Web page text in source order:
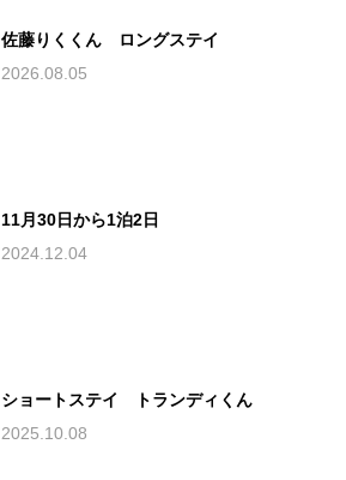
佐藤りくくん ロングステイ
2026.08.05
11月30日から1泊2日
2024.12.04
ショートステイ トランディくん
2025.10.08